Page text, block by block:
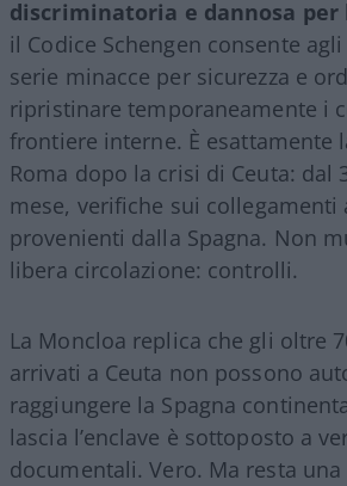
discriminatoria e dannosa per
il Codice Schengen consente
serie minacce per sicurezza e
ripristinare temporaneamente i
frontiere interne. È esattamente
Roma dopo la crisi di Ceuta: dal
mese, verifiche sui
provenienti dalla Spagna. Non
libera circolazione: controlli.
La Moncloa replica che gli oltre
arrivati a Ceuta non possono
raggiungere la Spagna
lascia l’enclave è sottoposto a
documentali. Vero. Ma resta